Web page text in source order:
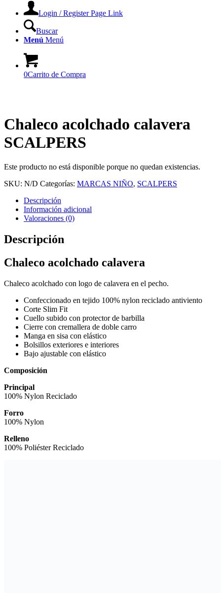
Login / Register Page Link
Buscar
Menú Menú
0Carrito de Compra
Chaleco acolchado calavera
SCALPERS
Este producto no está disponible porque no quedan existencias.
SKU: N/D Categorías: MARCAS NIÑO, SCALPERS
Descripción
Información adicional
Valoraciones (0)
Descripción
Chaleco acolchado calavera
Chaleco acolchado con logo de calavera en el pecho.
Confeccionado en tejido 100% nylon reciclado antiviento
Corte Slim Fit
Cuello subido con protector de barbilla
Cierre con cremallera de doble carro
Manga en sisa con elástico
Bolsillos exteriores e interiores
Bajo ajustable con elástico
Composición
Principal
100% Nylon Reciclado
Forro
100% Nylon
Relleno
100% Poliéster Reciclado